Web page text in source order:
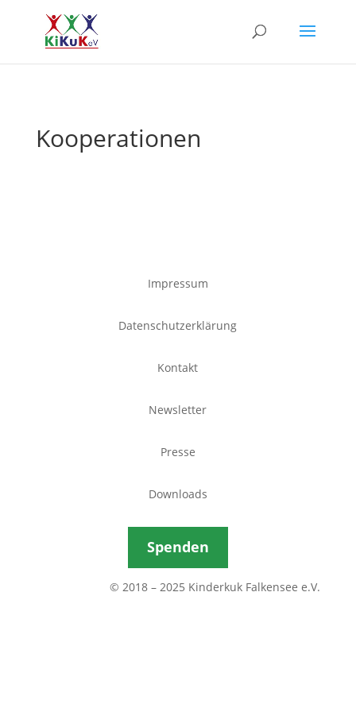
Kooperationen
Impressum
Datenschutzerklärung
Kontakt
Newsletter
Presse
Downloads
Spenden
© 2018 – 2025 Kinderkuk Falkensee e.V.